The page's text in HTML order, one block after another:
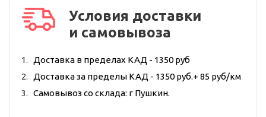
Условия доставки
и самовывоза
Доставка в пределах КАД - 1350 руб
Доставка за пределы КАД - 1350 руб.+ 85 руб/км
Самовывоз со склада: г Пушкин.